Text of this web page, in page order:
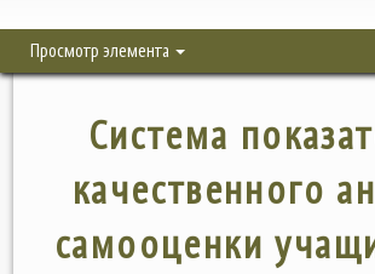
Просмотр элемента
Система
качественного
самооценки